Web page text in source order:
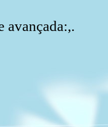
avançada:,.